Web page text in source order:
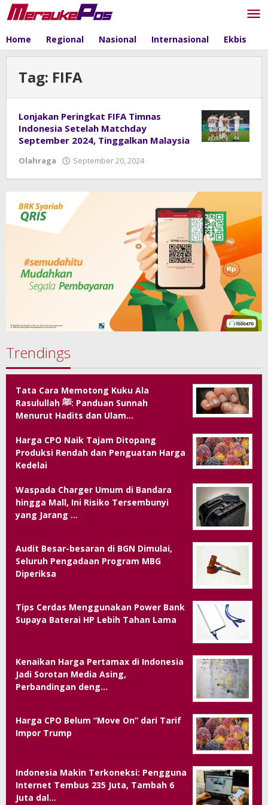
Skip
to
Home Regional Nasional Internasional Ekbis
Tag: FIFA
Lonjakan Peringkat FIFA Timnas
Indonesia Setelah Matchday
September 2024, Tinggalkan Malaysia
Olahraga September 20, 2024
Trendings
Tata Cara Memotong Kuku Ala
Rasulullah ﷺ: Panduan Sunnah
Menurut Hadits dan Ulam…
Harga CPO Naik Tajam Ditopang
Produksi Rendah dan Penguatan Harga
Kedelai
Waspada Charger Umum di Bandara
hingga Mall, Ini Risiko Tersembunyi
yang Jarang …
Audit Besar-besaran di BGN Dimulai,
Seluruh Pengadaan Program MBG
Diperiksa
Tips Cerdas Menggunakan Power Bank
Supaya Baterai HP Lebih Tahan Lama
Kenaikan Harga Pertamax di Indonesia
Jadi Sorotan Media Asing,
Perbandingan deng…
Harga CPO Belum “Move On” dari Tarif
Impor Trump
Indonesia Makin Terkoneksi: Pengguna
Internet Tembus 235 Juta, Tambah 6
Juta dal…